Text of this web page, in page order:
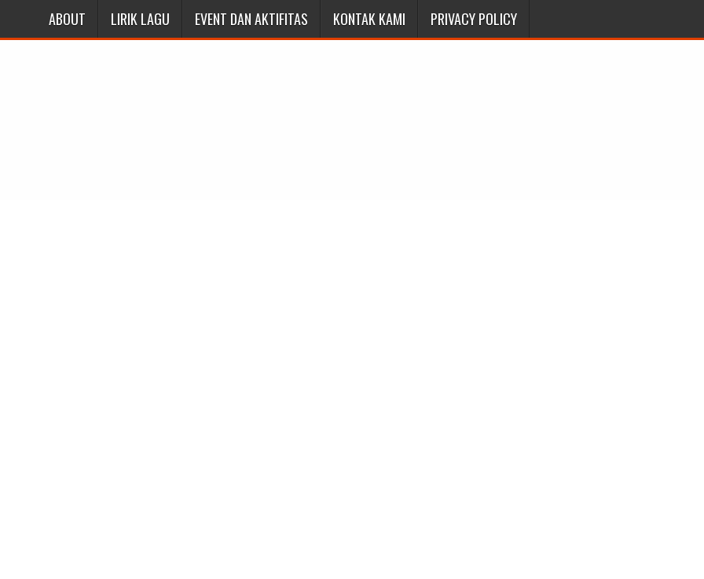
ABOUT LIRIK LAGU EVENT DAN AKTIFITAS KONTAK KAMI PRIVACY POLICY